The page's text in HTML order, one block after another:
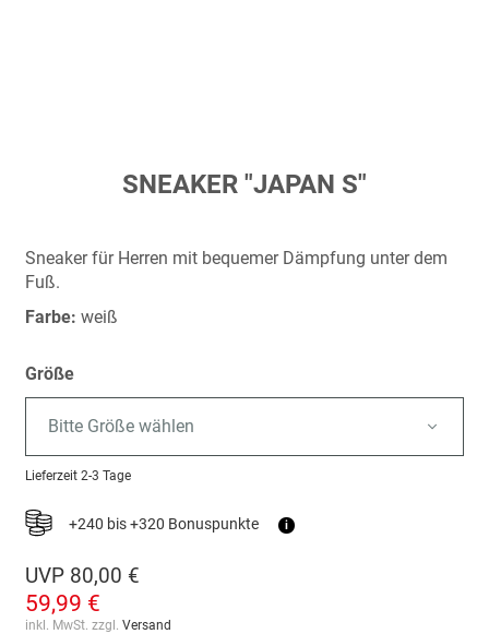
springen
SNEAKER "JAPAN S"
Sneaker für Herren mit bequemer Dämpfung unter dem
Fuß.
Farbe: weiß
Größe
Bitte Größe wählen
Lieferzeit 2-3 Tage
+240 bis +320 Bonuspunkte i
UVP 80,00 €
59,99 €
inkl. MwSt. zzgl. Versand